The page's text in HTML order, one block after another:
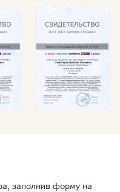
заполнив форму на